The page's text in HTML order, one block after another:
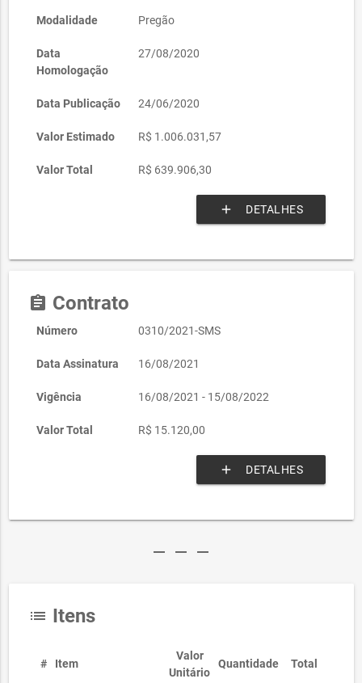
Modalidade Pregão
Data
Homologação
27/08/2020
Data Publicação 24/06/2020
Valor Estimado R$ 1.006.031,57
Valor Total R$ 639.906,30
add DETALHES
assignment Contrato
Número 0310/2021-SMS
Data Assinatura 16/08/2021
Vigência 16/08/2021 - 15/08/2022
Valor Total R$ 15.120,00
add DETALHES
remove remove remove
list Itens
# Item
Valor
Unitário
Quantidade Total